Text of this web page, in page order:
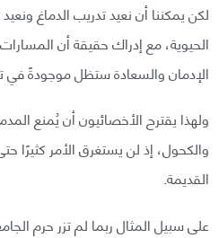
لكن يمكننا أن نعيد تدريب الدماغ
الحيوية، مع إدراك حقيقة أن
الإدمان والسعادة ستظل موجودةً في
ولهذا يقترح الأخصائيون أن يُمنع
والكحول، إذ لن يستغرق الأمر كثيرًا
القديمة.